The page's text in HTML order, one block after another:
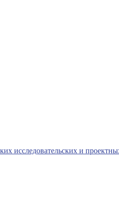
исследовательских и